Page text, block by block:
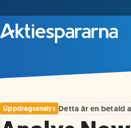
Uppdragsanalys Detta är en betald